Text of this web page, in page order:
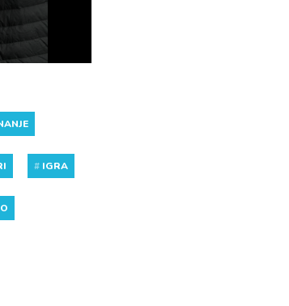
# IGRA